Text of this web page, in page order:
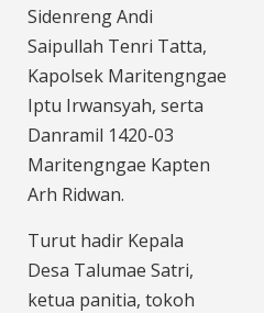
Sidenreng Andi
Saipullah Tenri Tatta,
Kapolsek Maritengngae
Iptu Irwansyah, serta
Danramil 1420-03
Maritengngae Kapten
Arh Ridwan.
Turut hadir Kepala
Desa Talumae Satri,
ketua panitia, tokoh